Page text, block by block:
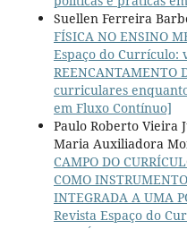
Suellen Ferreira
FÍSICA NO ENSINO
Espaço do Currículo:
REENCANTAMENTO
curriculares
em Fluxo Contínuo]
Paulo Roberto Vieira
Maria Auxiliadora
CAMPO DO
COMO
INTEGRADA A UMA
Revista Espaço do